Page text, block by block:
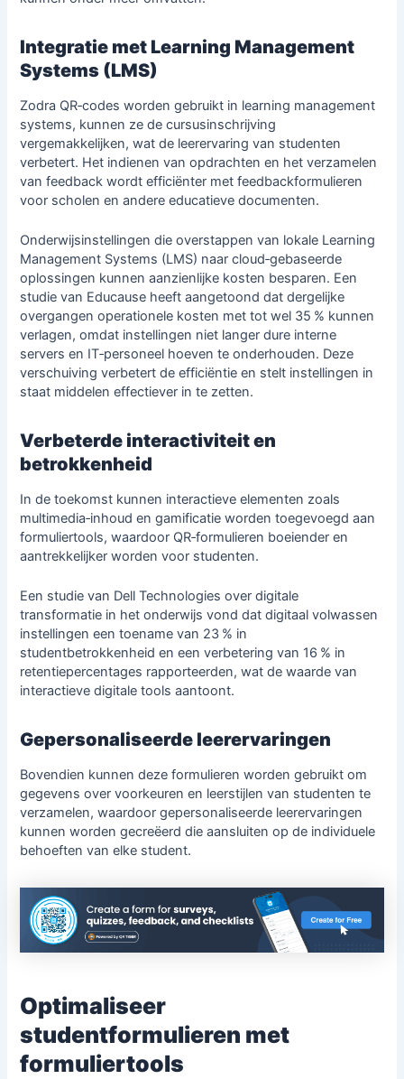
Integratie met Learning Management
Systems (LMS)
Zodra QR‑codes worden gebruikt in learning management
systems, kunnen ze de cursusinschrijving
vergemakkelijken, wat de leerervaring van studenten
verbetert. Het indienen van opdrachten en het verzamelen
van feedback wordt efficiënter metfeedbackformulieren
voor scholen en andere educatieve documenten.
Onderwijsinstellingen die overstappen van lokale Learning
Management Systems (LMS) naar cloud‑gebaseerde
oplossingen kunnen aanzienlijke kosten besparen. Een
studie van Educause heeft aangetoond dat dergelijke
overgangen operationele kosten met tot wel 35 % kunnen
verlagen, omdat instellingen niet langer dure interne
servers en IT‑personeel hoeven te onderhouden. Deze
verschuiving verbetert de efficiëntie en stelt instellingen in
staat middelen effectiever in te zetten.
Verbeterde interactiviteit en
betrokkenheid
In de toekomst kunnen interactieve elementen zoals
multimedia‑inhoud en gamificatie worden toegevoegd aan
formuliertools, waardoor QR‑formulieren boeiender en
aantrekkelijker worden voor studenten.
Een studie van Dell Technologies overdigitale
transformatie in het onderwijs vond dat digitaal volwassen
instellingen een toename van 23 % in
studentbetrokkenheid en een verbetering van 16 % in
retentiepercentages rapporteerden, wat de waarde van
interactieve digitale tools aantoont.
Gepersonaliseerde leerervaringen
Bovendien kunnen deze formulieren worden gebruikt om
gegevens over voorkeuren en leerstijlen van studenten te
verzamelen, waardoor gepersonaliseerde leerervaringen
kunnen worden gecreëerd die aansluiten op de individuele
behoeften van elke student.
Optimaliseer
studentformulieren met
formuliertools